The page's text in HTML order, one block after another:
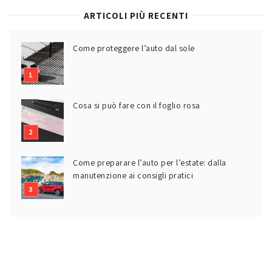
ARTICOLI PIÙ RECENTI
Come proteggere l’auto dal sole
Cosa si può fare con il foglio rosa
Come preparare l’auto per l’estate: dalla
manutenzione ai consigli pratici